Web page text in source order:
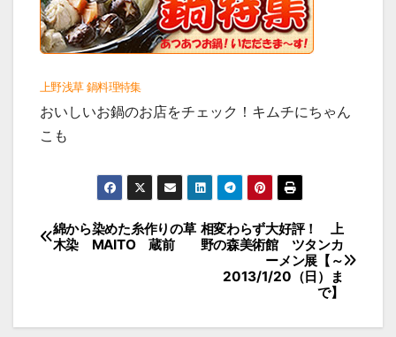
上野浅草 鍋料理特集
おいしいお鍋のお店をチェック！キムチにちゃん
こも
投
稿
相変わらず大好評！ 上
野の森美術館 ツタンカ
ーメン展【～
2013/1/20（日）ま
で】
綿から染めた糸作りの草
木染 MAITO 蔵前